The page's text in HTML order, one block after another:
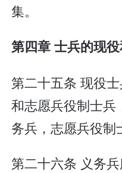
集。
第四章 士兵的现
第二十五条 现役
和志愿兵役制士兵
务兵，志愿兵役制
第二十六条 义务兵